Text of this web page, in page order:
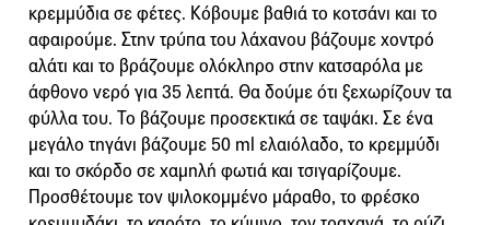
κρεμμύδια σε φέτες. Κόβουμε βαθιά το κοτσάνι και το
αφαιρούμε. Στην τρύπα του λάχανου βάζουμε χοντρό
αλάτι και το βράζουμε ολόκληρο στην κατσαρόλα με
άφθονο νερό για 35 λεπτά. Θα δούμε ότι ξεχωρίζουν τα
φύλλα του. Το βάζουμε προσεκτικά σε ταψάκι. Σε ένα
μεγάλο τηγάνι βάζουμε 50 ml ελαιόλαδο, το κρεμμύδι
και το σκόρδο σε χαμηλή φωτιά και τσιγαρίζουμε.
Προσθέτουμε τον ψιλοκομμένο μάραθο, το φρέσκο